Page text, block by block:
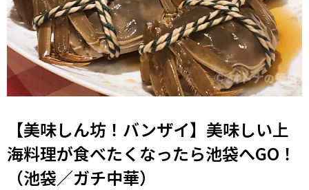
【美味しん坊！バンザイ】美味しい上
海料理が食べたくなったら池袋へGO！
（池袋／ガチ中華）